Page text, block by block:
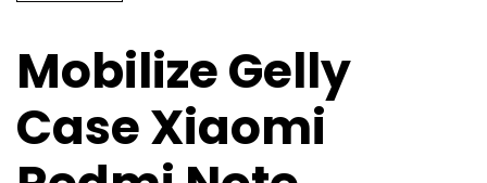
Mobilize Gelly
Case Xiaomi